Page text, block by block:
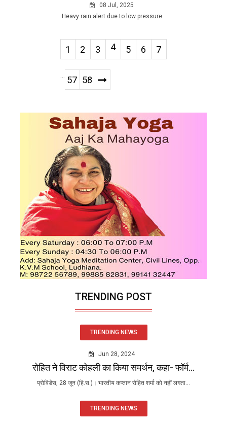
08 Jul, 2025
Heavy rain alert due to low pressure
1 2 3 4 5 6 7
... 57 58
TRENDING POST
TRENDING NEWS
Jun 28, 2024
रोहित ने विराट कोहली का किया समर्थन, कहा- फॉर्म...
प्रोविडेंस, 28 जून (हि.स.)। भारतीय कप्तान रोहित शर्मा को नहीं लगता...
TRENDING NEWS